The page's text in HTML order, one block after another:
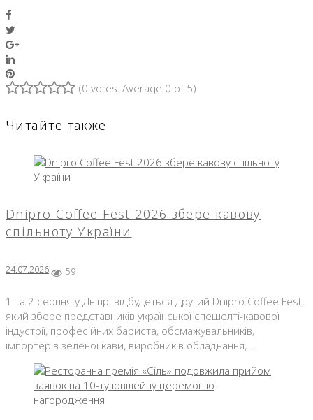
Google+
LinkedIn
Pinterest
(0 votes. Average 0 of 5)
Читайте также
Dnipro Coffee Fest 2026 збере кавову
спільноту України
24.07.2026 59
1 та 2 серпня у Дніпрі відбудеться другий Dnipro Coffee Fest,
який збере представників української спешелті-кавової
індустрії, професійних бариста, обсмажувальників,
імпортерів зеленої кави, виробників обладнання,…